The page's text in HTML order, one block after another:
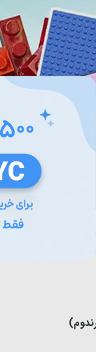
1553 تکه بلوک
وجود قطعات